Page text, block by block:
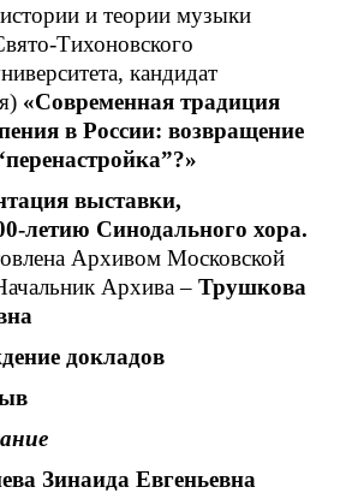
и теории музыки
Тихоновского
кандидат
«Современная традиция
в России: возвращение
выставки,
летию Синодального хора.
Архивом Московской
Архива – Трушкова
докладов
Зинаида Евгеньевна